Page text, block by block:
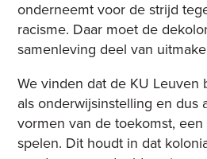
onderneemt voor de strijd
racisme. Daar moet de
samenleving deel van
We vinden dat de KU Leuven
als onderwijsinstelling en dus
vormen van de toekomst,
spelen. Dit houdt in dat